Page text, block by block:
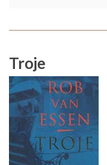
Troje